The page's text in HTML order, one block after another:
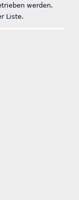
werden.
Liste.